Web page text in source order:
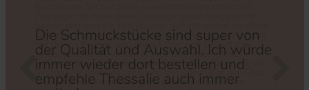
Zurück